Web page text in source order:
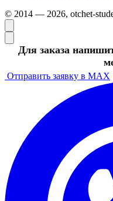
© 2014 — 2026, otchet-
Для заказа
Отправить заявку в MAX